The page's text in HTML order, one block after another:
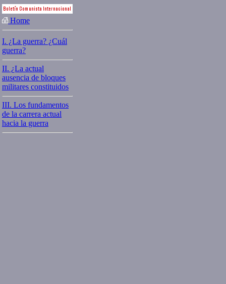
Home
I. ¿La guerra? ¿Cuál
guerra?
II. ¿La actual
ausencia de bloques
militares constituidos
III. Los fundamentos
de la carrera actual
hacia la guerra